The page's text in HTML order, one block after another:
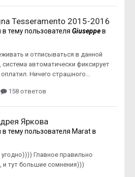
Tesseramento 2015-2016
в тему пользователя Giuseppeв
и отписываться в данной
система автоматически фиксирует
Ничего страшного...
158 ответов
Яркова
в тему пользователя Maratв
Главное правильно
и тут большие сомнения)))